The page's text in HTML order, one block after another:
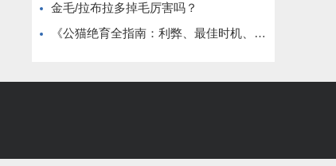
金毛/拉布拉多掉毛厉害吗？
《公猫绝育全指南：利弊、最佳时机、术前准备与术后护理》